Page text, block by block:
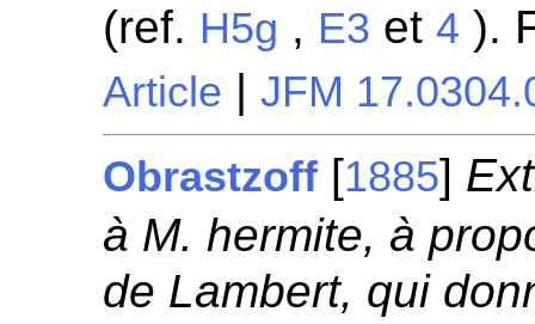
(ref. H5g , E3 et4 ).
Article |JFM
Obrastzoff [1885]
à M. hermite, à
de Lambert, qui